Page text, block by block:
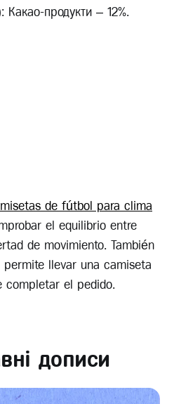
Какао-продукти – 12%.
de fútbol para clima
el equilibrio entre
de movimiento. También
llevar una camiseta
completar el pedido.
дописи